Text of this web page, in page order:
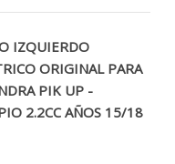
IZQUIERDO
ORIGINAL PARA
PIK UP -
2.2CC AÑOS 15/18